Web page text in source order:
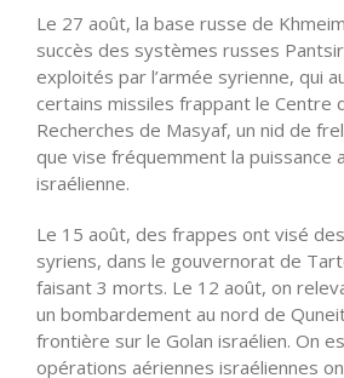
Le 27 août, la base russe de
succès des systèmes russes
exploités par l’armée syrienne, qui
certains missiles frappant le Centre
Recherches de Masyaf, un nid de
que vise fréquemment la puissance
israélienne.
Le 15 août, des frappes ont visé
syriens, dans le gouvernorat de
faisant 3 morts. Le 12 août, on
un bombardement au nord de
frontière sur le Golan israélien. On
opérations aériennes israéliennes